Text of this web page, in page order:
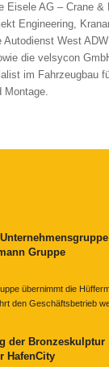
Eisele AG – Crane &
Engineering,
West
die velsycon
im Fahrzeugbau
Montage.
Gruppe
übernimmt die
den Geschäftsbetrieb
der Bronzeskulptur
HafenCity